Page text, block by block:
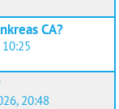
CA?
20:48